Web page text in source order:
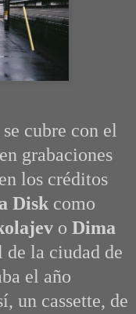
cubre con el
grabaciones
los créditos
Disk como
o Dima
la ciudad de
el año
un cassette, de